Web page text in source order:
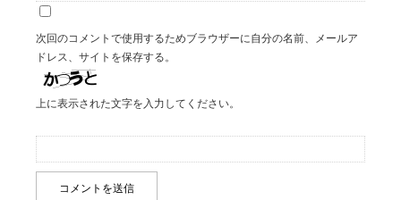
次回のコメントで使用するためブラウザーに自分の名前、メールア
ドレス、サイトを保存する。
上に表示された文字を入力してください。